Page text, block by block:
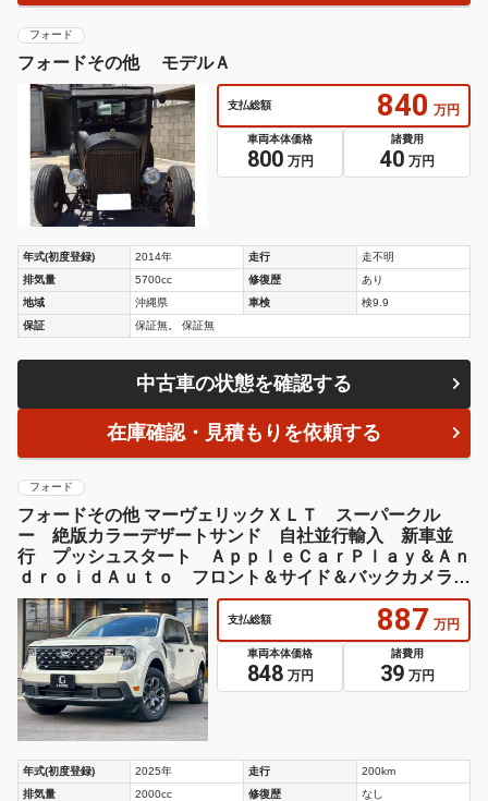
フォード
フォードその他 モデルＡ
支払総額 840 万円
車両本体価格
800 万円
諸費用
40 万円
年式(初度登録) 2014年 走行
走不明
排気量
5700cc 修復歴
あり
地域
沖縄県 車検
検9.9
保証
保証無。 保証無
中古車の状態を確認する
在庫確認・見積もりを依頼する
フォード
フォードその他 マーヴェリックＸＬＴ スーパークル
ー 絶版カラーデザートサンド 自社並行輸入 新車並
行 プッシュスタート ＡｐｐｌｅＣａｒＰｌａｙ＆Ａｎ
ｄｒｏｉｄＡｕｔｏ フロント＆サイド＆バックカメラ
ブラインドスポットモニター ＬＥＤヘッドライト
支払総額 887 万円
車両本体価格
848 万円
諸費用
39 万円
年式(初度登録) 2025年 走行
200km
排気量
2000cc 修復歴
なし